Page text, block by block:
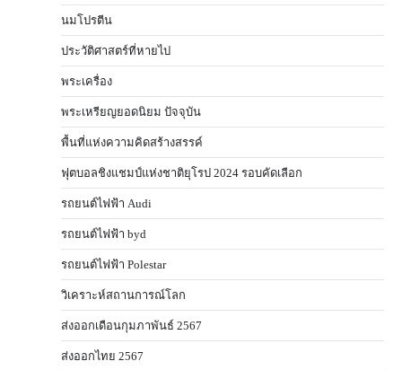
นมโปรตีน
ประวัติศาสตร์ที่หายไป
พระเครื่อง
พระเหรียญยอดนิยม ปัจจุบัน
พื้นที่แห่งความคิดสร้างสรรค์
ฟุตบอลชิงแชมป์แห่งชาติยุโรป 2024 รอบคัดเลือก
รถยนต์ไฟฟ้า Audi
รถยนต์ไฟฟ้า byd
รถยนต์ไฟฟ้า Polestar
วิเคราะห์สถานการณ์โลก
ส่งออกเดือนกุมภาพันธ์ 2567
ส่งออกไทย 2567